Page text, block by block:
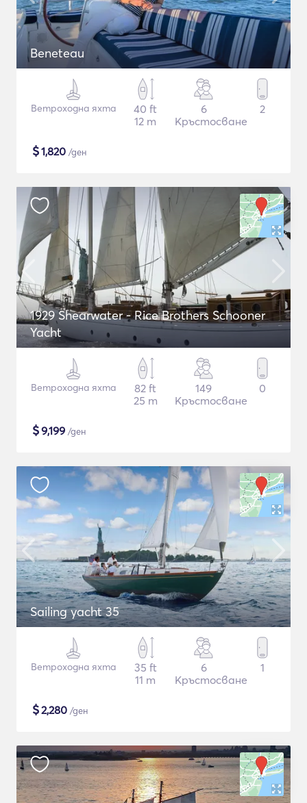
Beneteau
Ветроходна яхта
40 ft
12 m
6
Кръстосване
2
$1,820 /ден
1929 Shearwater - Rice Brothers Schooner
Yacht
Ветроходна яхта
82 ft
25 m
149
Кръстосване
0
$9,199 /ден
Sailing yacht 35
Ветроходна яхта
35 ft
11 m
6
Кръстосване
1
$2,280 /ден